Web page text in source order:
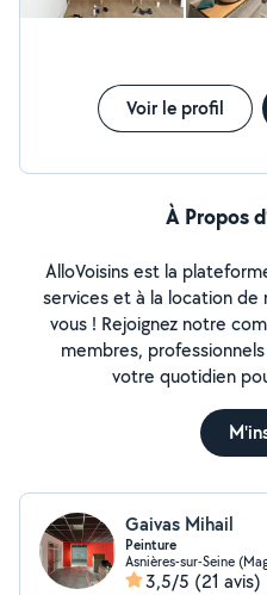
Voir le profil
À Propos
AlloVoisins est la
services et à la location
vous ! Rejoignez notre
membres,
votre quotidien
Gaivas Mihail
Peinture
Asnières-sur-Seine
3,5/5 (21 avis)